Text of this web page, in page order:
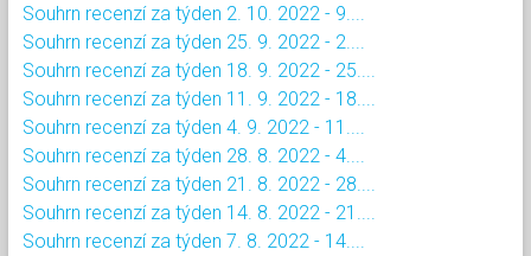
Souhrn recenzí za týden 2. 10. 2022 - 9....
Souhrn recenzí za týden 25. 9. 2022 - 2....
Souhrn recenzí za týden 18. 9. 2022 - 25....
Souhrn recenzí za týden 11. 9. 2022 - 18....
Souhrn recenzí za týden 4. 9. 2022 - 11....
Souhrn recenzí za týden 28. 8. 2022 - 4....
Souhrn recenzí za týden 21. 8. 2022 - 28....
Souhrn recenzí za týden 14. 8. 2022 - 21....
Souhrn recenzí za týden 7. 8. 2022 - 14....